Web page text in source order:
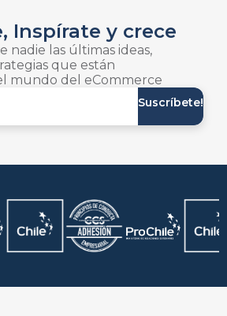
Inspírate y crece
nadie las últimas ideas,
que están
mundo del eCommerce
Suscríbete!